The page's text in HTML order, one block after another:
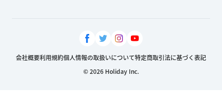
会社概要利用規約個人情報の取扱いについて特定商取引法に基づく表記
© 2026 Holiday Inc.